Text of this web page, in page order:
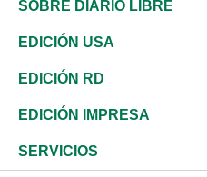
Reportajes
África
Ocenanía
Caribe
Resto del mundo
Vivienda
Telecom.
Global y variable
Economía personal
Buena Vida
Sociales
Novedades
Podcast Arte Libre
Ciclismo
Tenis
Olimpismo
Más deportes
Editorial
De buena tinta
En Directo
Frente al Statu Quo
El Espía
Clima
Tecnología
Historia
Despertando al gigante
Cambio climático
Mundo
Economía
Revista
Deportes
Opinión
SOBRE DIARIO LIBRE
EDICIÓN USA
EDICIÓN RD
EDICIÓN IMPRESA
SERVICIOS